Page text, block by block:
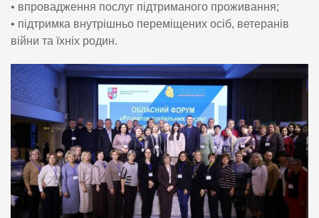
• впровадження послуг підтриманого проживання;
• підтримка внутрішньо переміщених осіб, ветеранів
війни та їхніх родин.